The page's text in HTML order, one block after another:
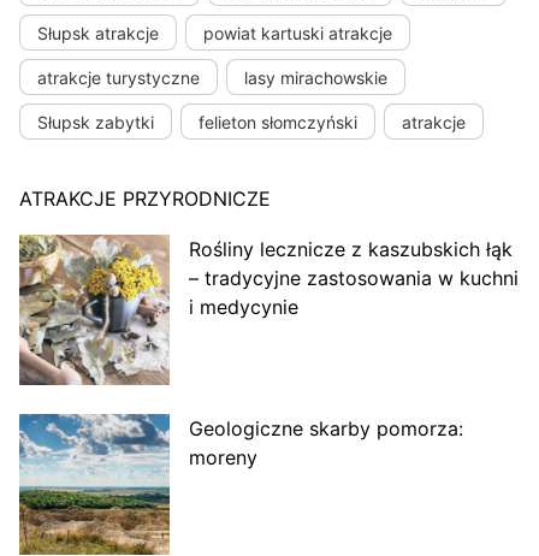
Słupsk atrakcje powiat kartuski atrakcje
atrakcje turystyczne lasy mirachowskie
Słupsk zabytki felieton słomczyński atrakcje
ATRAKCJE PRZYRODNICZE
Rośliny lecznicze z kaszubskich łąk
– tradycyjne zastosowania w kuchni
i medycynie
Geologiczne skarby pomorza:
moreny